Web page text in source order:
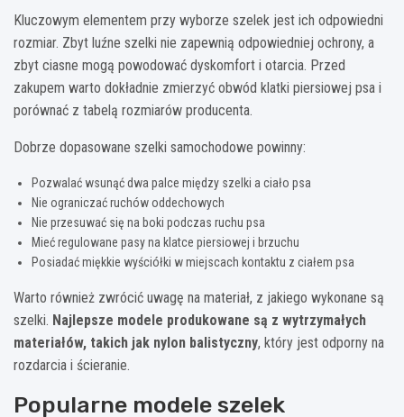
Kluczowym elementem przy wyborze szelek jest ich odpowiedni
rozmiar. Zbyt luźne szelki nie zapewnią odpowiedniej ochrony, a
zbyt ciasne mogą powodować dyskomfort i otarcia. Przed
zakupem warto dokładnie zmierzyć obwód klatki piersiowej psa i
porównać z tabelą rozmiarów producenta.
Dobrze dopasowane szelki samochodowe powinny:
Pozwalać wsunąć dwa palce między szelki a ciało psa
Nie ograniczać ruchów oddechowych
Nie przesuwać się na boki podczas ruchu psa
Mieć regulowane pasy na klatce piersiowej i brzuchu
Posiadać miękkie wyściółki w miejscach kontaktu z ciałem psa
Warto również zwrócić uwagę na materiał, z jakiego wykonane są
szelki. Najlepsze modele produkowane są z wytrzymałych
materiałów, takich jak nylon balistyczny, który jest odporny na
rozdarcia i ścieranie.
Popularne modele szelek